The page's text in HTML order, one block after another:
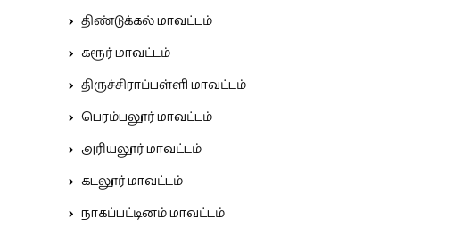
திண்டுக்கல் மாவட்டம்
கரூர் மாவட்டம்
திருச்சிராப்பள்ளி மாவட்டம்
பெரம்பலூர் மாவட்டம்
அரியலூர் மாவட்டம்
கடலூர் மாவட்டம்
நாகப்பட்டினம் மாவட்டம்